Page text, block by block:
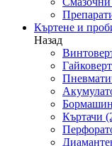
Къртене и
Назад
Къртачи